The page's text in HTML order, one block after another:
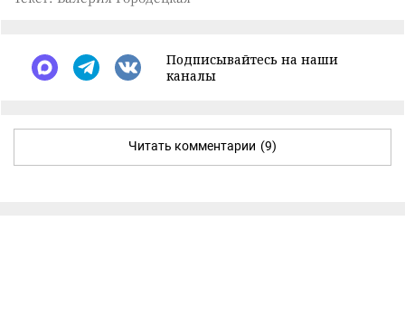
Подписывайтесь на наши
каналы
Читать комментарии (9)